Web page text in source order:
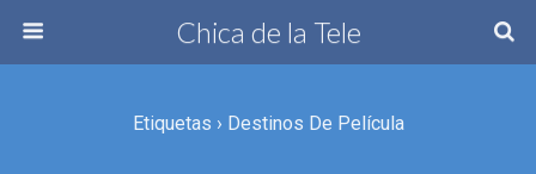
Chica de la Tele
Etiquetas › Destinos De Película